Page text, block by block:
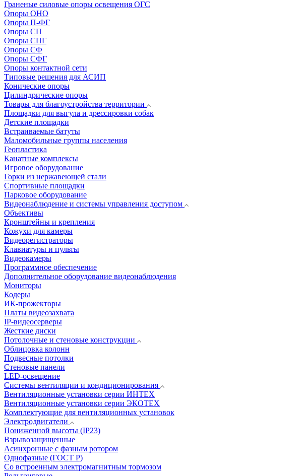
Граненые силовые опоры освещения ОГС
Опоры ОНО
Опоры П-ФГ
Опоры СП
Опоры СПГ
Опоры СФ
Опоры СФГ
Опоры контактной сети
Типовые решения для АСИП
Конические опоры
Цилиндрические опоры
Товары для благоустройства территории
Площадки для выгула и дрессировки собак
Детские площадки
Встраиваемые батуты
Маломобильные группы населения
Геопластика
Канатные комплексы
Игровое оборудование
Горки из нержавеющей стали
Спортивные площадки
Парковое оборудование
Видеонаблюдение и системы управления доступом
Объективы
Кронштейны и крепления
Кожухи для камеры
Видеорегистраторы
Клавиатуры и пульты
Видеокамеры
Программное обеспечение
Дополнительное оборудование видеонаблюдения
Мониторы
Кодеры
ИК-прожекторы
Платы видеозахвата
IP-видеосерверы
Жесткие диски
Потолочные и стеновые конструкции
Облицовка колонн
Подвесные потолки
Стеновые панели
LED-освещение
Системы вентиляции и кондиционирования
Вентиляционные установки серии ИНТЕХ
Вентиляционные установки серии ЭКОТЕХ
Комплектующие для вентиляционных установок
Электродвигатели
Пониженной высоты (IP23)
Взрывозащищенные
Асинхронные с фазным ротором
Однофазные (ГОСТ Р)
Со встроенным электромагнитным тормозом